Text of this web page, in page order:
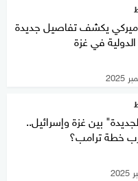
يكشف تفاصيل جديدة
في غزة
بين غزة وإسرائيل..
خطة ترامب؟